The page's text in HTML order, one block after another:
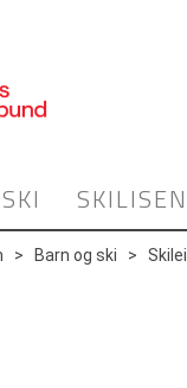
> Barn og ski >